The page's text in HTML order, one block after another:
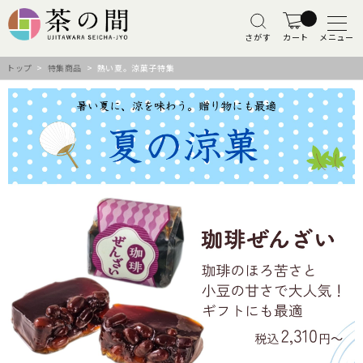
さがす カート メニュー
トップ > 特集商品 > 熱い夏。涼菓子特集